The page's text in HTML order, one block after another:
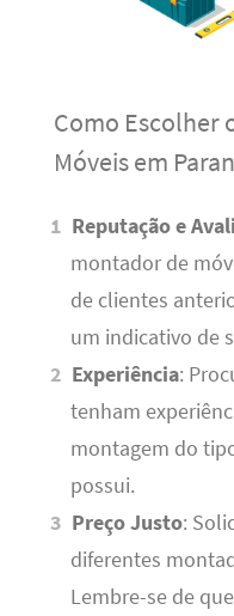
Como Escolher
Móveis em
Reputação e
montador de
de clientes
um indicativo de
Experiência:
tenham
montagem do
possui.
Preço Justo:
diferentes
Lembre-se de